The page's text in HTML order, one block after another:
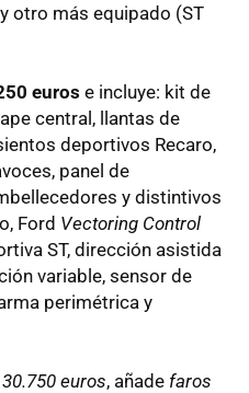
otro más equipado (ST
euros e incluye: kit de
central, llantas de
deportivos Recaro,
panel de
y distintivos
Ford Vectoring Control
ST, dirección asistida
variable, sensor de
perimétrica y
30.750 euros, añade faros